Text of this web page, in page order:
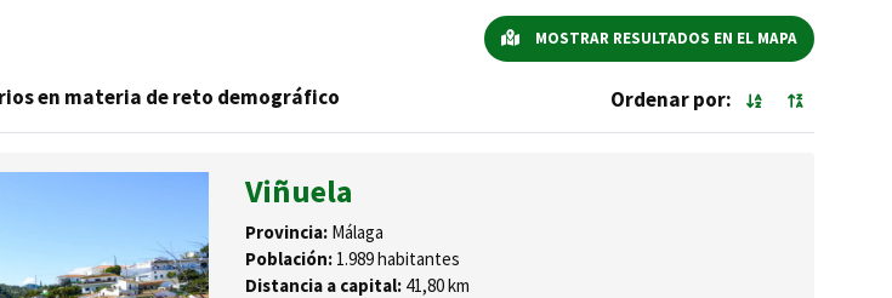
MOSTRAR RESULTADOS EN EL MAPA
en materia de reto demográfico Ordenar por:
Viñuela
Provincia:Málaga
Población:1.989 habitantes
Distancia a capital:41,80 km